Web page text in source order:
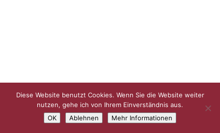
Diese Website benutzt Cookies. Wenn Sie die Website weiter
nutzen, gehe ich von Ihrem Einverständnis aus.
OK
Ablehnen Mehr Informationen